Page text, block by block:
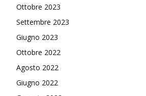
Ottobre 2023
Settembre 2023
Giugno 2023
Ottobre 2022
Agosto 2022
Giugno 2022